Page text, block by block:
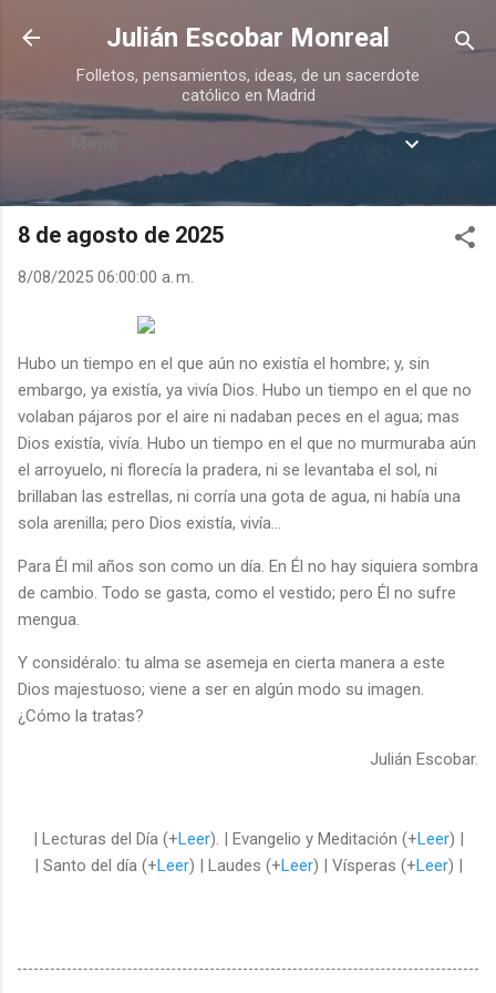
Ir al contenido principal
Julián Escobar Monreal
Folletos, pensamientos, ideas, de un sacerdote
católico en Madrid
Menú
8 de agosto de 2025
8/08/2025 06:00:00 a. m.
Hubo un tiempo en el que aún no existía el hombre; y, sin
embargo, ya existía, ya vivía Dios. Hubo un tiempo en el que no
volaban pájaros por el aire ni nadaban peces en el agua; mas
Dios existía, vivía. Hubo un tiempo en el que no murmuraba aún
el arroyuelo, ni florecía la pradera, ni se levantaba el sol, ni
brillaban las estrellas, ni corría una gota de agua, ni había una
sola arenilla; pero Dios existía, vivía…
Para Él mil años son como un día. En Él no hay siquiera sombra
de cambio. Todo se gasta, como el vestido; pero Él no sufre
mengua.
Y considéralo: tu alma se asemeja en cierta manera a este
Dios majestuoso; viene a ser en algún modo su imagen.
¿Cómo la tratas?
Julián Escobar.
| Lecturas del Día (+Leer). | Evangelio y Meditación (+Leer) |
| Santo del día (+Leer) | Laudes (+Leer) | Vísperas (+Leer) |